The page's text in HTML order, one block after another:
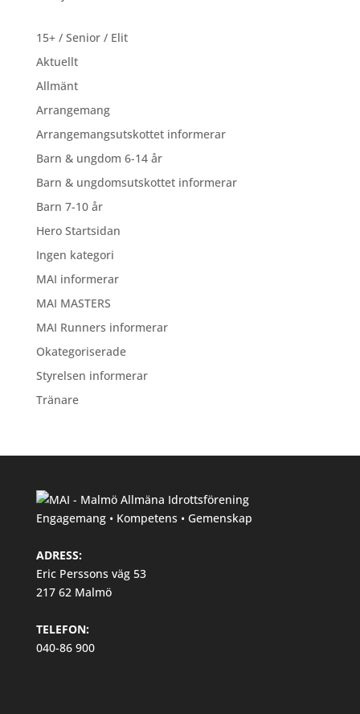
15+ / Senior / Elit
Aktuellt
Allmänt
Arrangemang
Arrangemangsutskottet informerar
Barn & ungdom 6-14 år
Barn & ungdomsutskottet informerar
Barn 7-10 år
Hero Startsidan
Ingen kategori
MAI informerar
MAI MASTERS
MAI Runners informerar
Okategoriserade
Styrelsen informerar
Tränare
Engagemang • Kompetens • Gemenskap
ADRESS:
Eric Perssons väg 53
217 62 Malmö
TELEFON:
040-86 900